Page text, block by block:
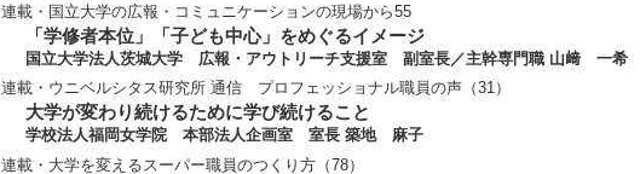
連載・国立大学の広報・コミュニケーションの現場から55
「学修者本位」「子ども中心」をめぐるイメージ
国立大学法人茨城大学 広報・アウトリーチ支援室 副室長／主幹専門職 山﨑 一希
連載・ウニベルシタス研究所 通信 プロフェッショナル職員の声（31）
大学が変わり続けるために学び続けること
学校法人福岡女学院 本部法人企画室 室長 築地 麻子
連載・大学を変えるスーパー職員のつくり方（78）